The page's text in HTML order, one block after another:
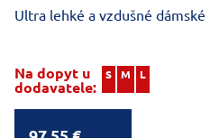
Ultra lehké a vzdušné
Na dopyt u
dodavatele:
S M L